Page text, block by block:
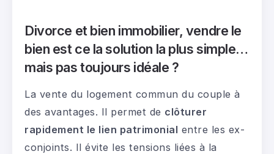
Divorce et bien immobilier, vendre le
bien est ce la solution la plus simple…
mais pas toujours idéale ?
La vente du logement commun du couple à
des avantages. Il permet de clôturer
rapidement le lien patrimonial entre les ex-
conjoints. Il évite les tensions liées à la